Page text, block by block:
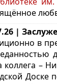
|
в
коллега –
Доске